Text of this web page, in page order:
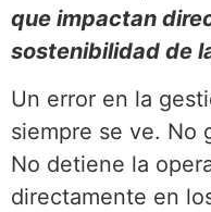
que impactan
sostenibilidad de
Un error en la
siempre se ve. No
No detiene la
directamente en